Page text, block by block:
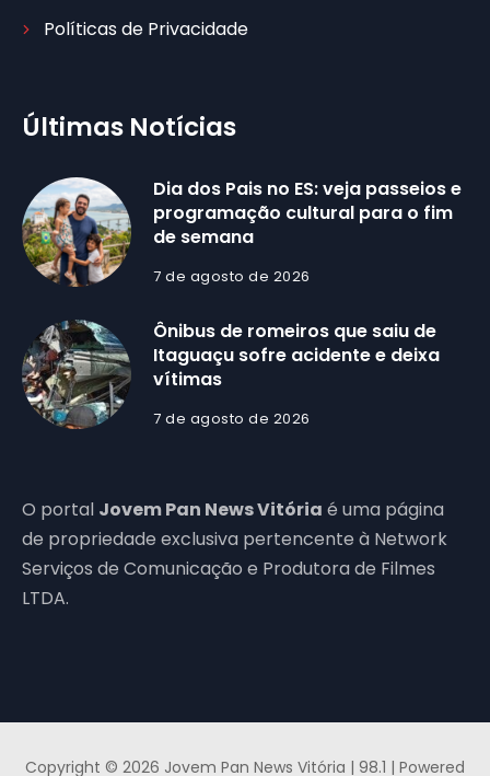
Políticas de Privacidade
Últimas Notícias
Dia dos Pais no ES: veja passeios e
programação cultural para o fim
de semana
7 de agosto de 2026
Ônibus de romeiros que saiu de
Itaguaçu sofre acidente e deixa
vítimas
7 de agosto de 2026
O portal Jovem Pan News Vitória é uma página
de propriedade exclusiva pertencente à Network
Serviços de Comunicação e Produtora de Filmes
LTDA.
Copyright © 2026 Jovem Pan News Vitória | 98.1 | Powered